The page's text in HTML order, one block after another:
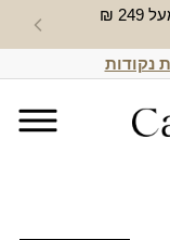
₪ חדש
נקודות